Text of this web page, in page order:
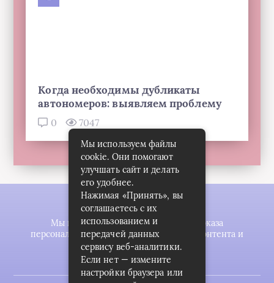
Когда необходимы дубликаты
автономеров: выявляем проблему
0 7047
Мы используем файлы cookie для показа
персонализированной рекламы и/или контента и
анализа нашего трафика.
Мы используем файлы
cookie. Они помогают
улучшать сайт и делать
его удобнее.
Нажимая «Принять», вы
соглашаетесь с их
использованием и
передачей данных
сервису веб-аналитики.
Если нет — измените
настройки браузера или